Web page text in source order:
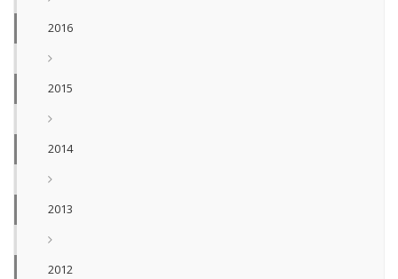
2016
2015
2014
2013
2012